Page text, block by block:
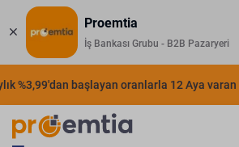
Proemtia
İş Bankası Grubu - B2B Pazaryeri
%3,99'dan başlayan oranlarla 12 Aya varan